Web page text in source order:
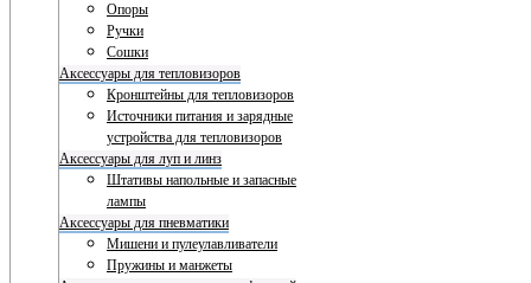
Опоры
Ручки
Сошки
Аксессуары для тепловизоров
Кронштейны для тепловизоров
Источники питания и зарядные
устройства для тепловизоров
Аксессуары для луп и линз
Штативы напольные и запасные
лампы
Аксессуары для пневматики
Мишени и пулеулавливатели
Пружины и манжеты